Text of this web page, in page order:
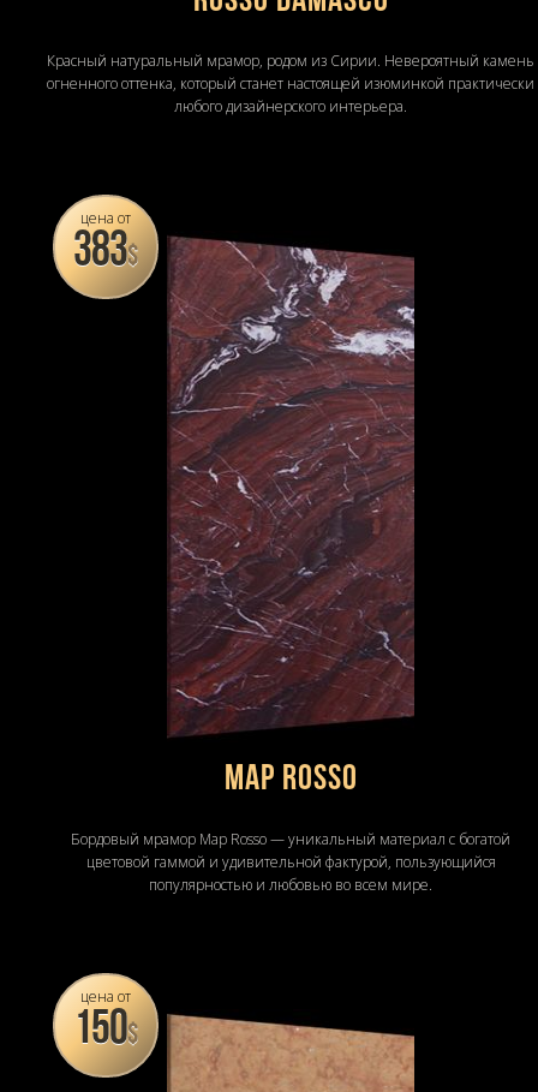
Красный натуральный мрамор, родом из Сирии. Невероятный камень
огненного оттенка, который станет настоящей изюминкой практически
любого дизайнерского интерьера.
цена от
383$
Map Rosso
Бордовый мрамор Map Rosso — уникальный материал с богатой
цветовой гаммой и удивительной фактурой, пользующийся
популярностью и любовью во всем мире.
цена от
150$